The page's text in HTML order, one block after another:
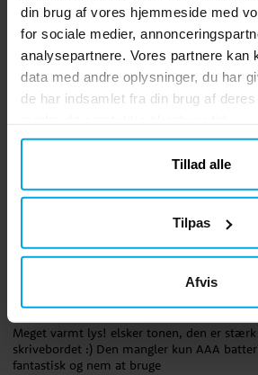
din brug af vores hjemmeside med
for sociale medier,
analysepartnere. Vores partnere kan
data med andre oplysninger, du har
de har indsamlet fra din brug af
Tillad alle
Tilpas
Afvis
vurderinger
3 ☆
1 ☆
MP
Marija P
Se original
Meget varmt lys! elsker tonen, den er
skrivebordet :) Den mangler kun AAA
fantastisk og nem at bruge